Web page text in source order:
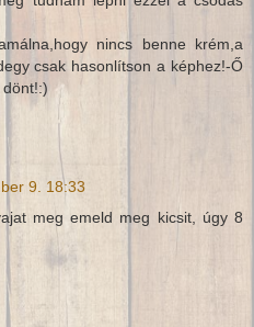
nincs benne krém,a
csak hasonlítson a képhez!-Ő
9. 18:33
meg emeld meg kicsit, úgy 8